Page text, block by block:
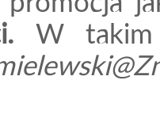
W takim